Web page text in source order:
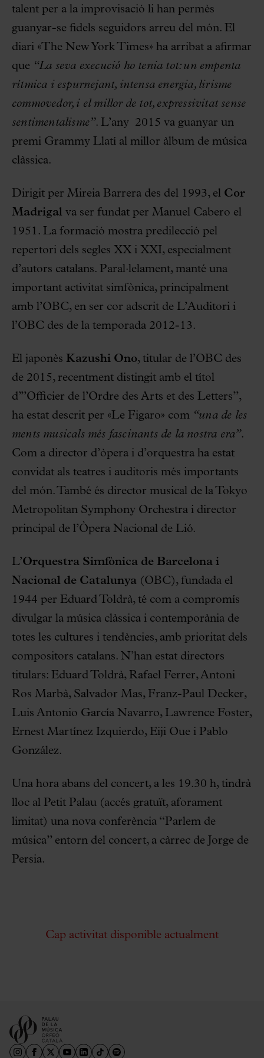
talent per a la improvisació li han permès
guanyar-se fidels seguidors arreu del món. El
diari «The New York Times» ha arribat a afirmar
que “La seva execució ho tenia tot: un empenta
rítmica i espurnejant, intensa energia, lirisme
commovedor, i el millor de tot, expressivitat sense
sentimentalisme”. L’any 2015 va guanyar un
premi Grammy Llatí al millor àlbum de música
clàssica.
Dirigit per Mireia Barrera des del 1993, el Cor
Madrigal va ser fundat per Manuel Cabero el
1951. La formació mostra predilecció pel
repertori dels segles XX i XXI, especialment
d’autors catalans. Paral·lelament, manté una
important activitat simfònica, principalment
amb l’OBC, en ser cor adscrit de L’Auditori i
l’OBC des de la temporada 2012-13.
El japonès Kazushi Ono, titular de l’OBC des
de 2015, recentment distingit amb el títol
d’”Officier de l’Ordre des Arts et des Letters”,
ha estat descrit per «Le Figaro» com “una de les
ments musicals més fascinants de la nostra era”.
Com a director d’òpera i d’orquestra ha estat
convidat als teatres i auditoris més importants
del món. També és director musical de la Tokyo
Metropolitan Symphony Orchestra i director
principal de l’Òpera Nacional de Lió.
L’Orquestra Simfònica de Barcelona i
Nacional de Catalunya (OBC), fundada el
1944 per Eduard Toldrà, té com a compromís
divulgar la música clàssica i contemporània de
totes les cultures i tendències, amb prioritat dels
compositors catalans. N’han estat directors
titulars: Eduard Toldrà, Rafael Ferrer, Antoni
Ros Marbà, Salvador Mas, Franz-Paul Decker,
Luis Antonio García Navarro, Lawrence Foster,
Ernest Martínez Izquierdo, Eiji Oue i Pablo
González.
Una hora abans del concert, a les 19.30 h, tindrà
lloc al Petit Palau (accés gratuït, aforament
limitat) una nova conferència “Parlem de
música” entorn del concert, a càrrec de Jorge de
Persia.
Cap activitat disponible actualment